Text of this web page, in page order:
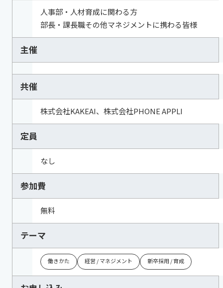
人事部・人材育成に関わる方
部長・課長職その他マネジメントに携わる皆様
主催
共催
株式会社KAKEAI、株式会社PHONE APPLI
定員
なし
参加費
無料
テーマ
働きかた 経営 / マネジメント 新卒採用 / 育成